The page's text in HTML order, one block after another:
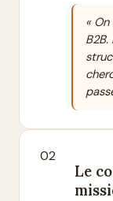
«
02
Le